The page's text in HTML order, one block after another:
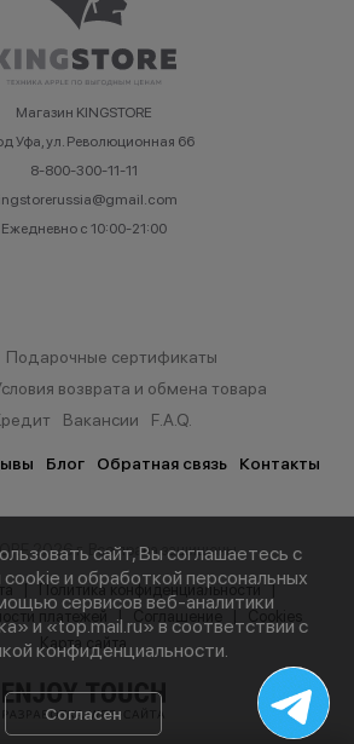
Магазин KINGSTORE
Уфа, ул. Революционная 66
8-800-300-11-11
Ежедневно с 10:00-21:00
Подарочные сертификаты
возврата и обмена товара
Вакансии F.A.Q.
Блог Обратная связь Контакты
2026 г. Все права защищены.
Политика конфиденциальности
платежей
Карта сайта
сайт, Вы соглашаетесь с
и обработкой персональных
сервисов веб-аналитики
и «top.mail.ru» в соответствии с
конфиденциальности.
Согласен